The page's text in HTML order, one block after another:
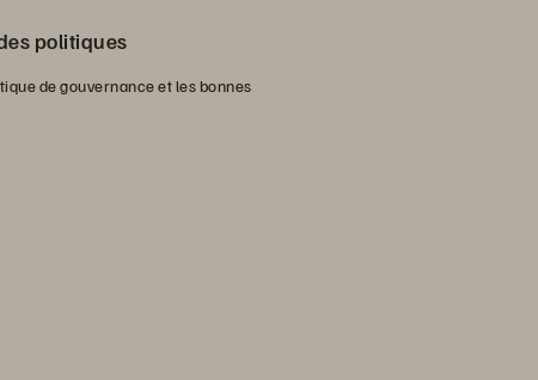
politiques
de gouvernance et les bonnes